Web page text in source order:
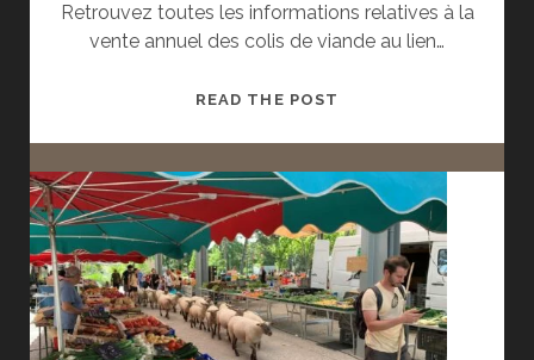
Retrouvez toutes les informations relatives à la
vente annuel des colis de viande au lien…
READ THE POST
COLIS
VIANDE
SONT
OUVERTES